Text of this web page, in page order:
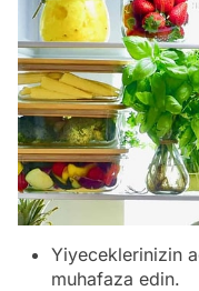
Yiyeceklerinizin
muhafaza edin.